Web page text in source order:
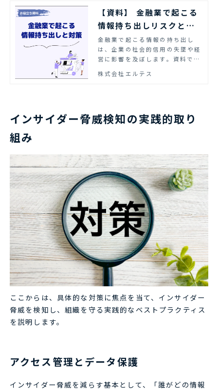
【資料】 金融業で起こる
情報持ち出しリスクと対
策 ｜エルテス
金融業で起こる情報の持ち出し
は、企業の社会的信用の失墜や経
営に影響を及ぼします。資料で
当者向けに、金融業で起こる情報
株式会社エルテス
インサイダー脅威検知の実践的取り
組み
ここからは、具体的な対策に焦点を当て、インサイダー
脅威を検知し、組織を守る実践的なベストプラクティス
を説明します。
アクセス管理とデータ保護
インサイダー脅威を減らす基本として、「誰がどの情報